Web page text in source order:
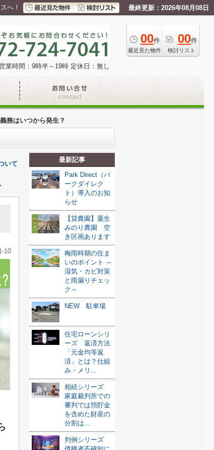
へ！ 最終更新：2026年08月08日
00件
最近見た物件
00件
検討リスト
業時間：9時半～19時 定休日：無し
務はいつから発生？
いて
10
最新記事
Park Direct（パ
ークダイレク
ト）導入のお知
らせ
【貸農園】粟生
みのり農園 空
き区画あります
梅雨時期の住ま
いのポイント ～
湿気・カビ対策
と雨漏りチェッ
ク～
NEW 駐車場
住宅ローンシリ
ーズ 返済方法
「元金均等返
済」とは？仕組
み・メリ...
相続シリーズ
家庭裁判所での
審判では預貯金
を含めた財産の
分割は...
判例シリーズ